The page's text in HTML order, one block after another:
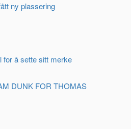
ny plassering
for å sette sitt merke
DUNK FOR THOMAS